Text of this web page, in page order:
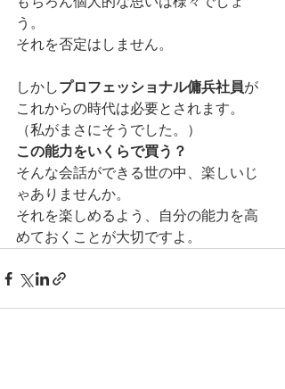
う。
それを否定はしません。
しかしプロフェッショナル傭兵社員が
これからの時代は必要とされます。
（私がまさにそうでした。）
この能力をいくらで買う？
そんな会話ができる世の中、楽しいじ
ゃありませんか。
それを楽しめるよう、自分の能力を高
めておくことが大切ですよ。